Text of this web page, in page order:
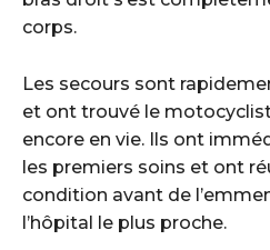
corps.
Les secours sont
et ont trouvé le
encore en vie. Ils ont
les premiers soins et ont
condition avant de
l’hôpital le plus proche.